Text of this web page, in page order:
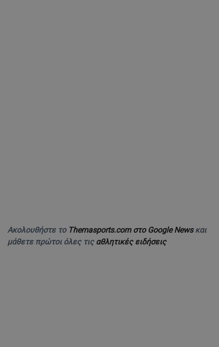
Ακολουθήστε το Themasports.com στο Google Newsκαι
μάθετε πρώτοι όλες τις αθλητικές ειδήσεις